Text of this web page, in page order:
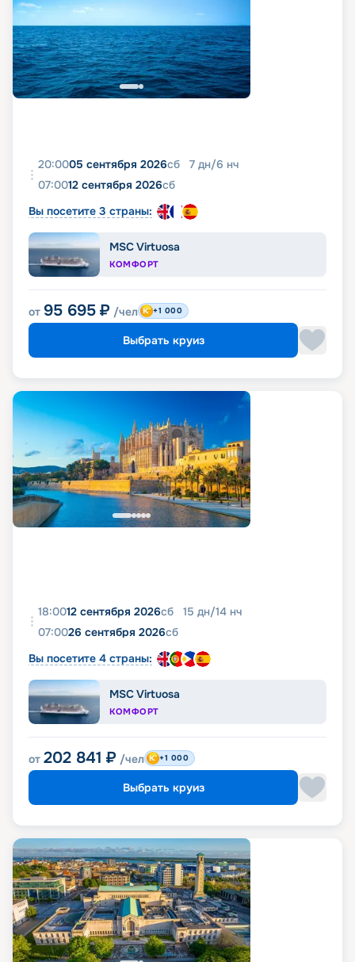
20:0005 сентября 2026сб 7 дн/6 нч
07:0012 сентября 2026сб
Вы посетите 3 страны:
MSC Virtuosa
КОМФОРТ
от 95 695 ₽ /чел +1 000
Выбрать круиз
18:0012 сентября 2026сб 15 дн/14 нч
07:0026 сентября 2026сб
Вы посетите 4 страны:
MSC Virtuosa
КОМФОРТ
от 202 841 ₽ /чел +1 000
Выбрать круиз